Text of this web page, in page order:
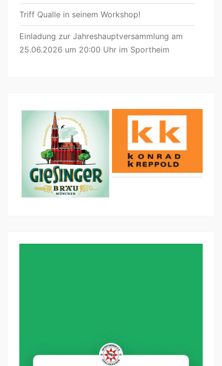
Triff Qualle in seinem Workshop!
Einladung zur Jahreshauptversammlung am
25.06.2026 um 20:00 Uhr im Sportheim